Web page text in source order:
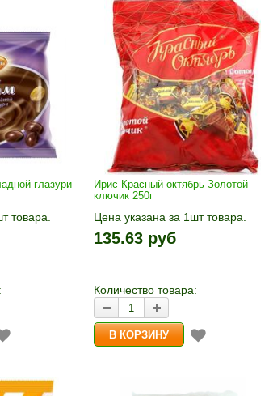
глазури
товара.
«+»
Ирис Красный октябрь Золотой
ключик 250г
Цена указана за 1шт товара.
1шт прибавляется кнопками «+»
и «-». Выберите нужное
135.63 руб
Количество товара: